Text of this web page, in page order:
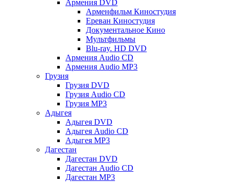
Армения DVD
Арменфильм Киностудия
Ереван Киностудия
Документальное Кино
Мультфильмы
Blu-ray. HD DVD
Армения Audio CD
Армения Audio MP3
Грузия
Грузия DVD
Грузия Audio CD
Грузия MP3
Адыгея
Адыгея DVD
Адыгея Audio CD
Адыгея MP3
Дагестан
Дагестан DVD
Дагестан Audio CD
Дагестан MP3